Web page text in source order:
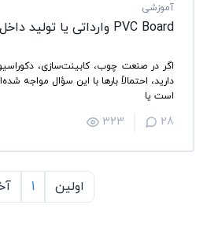
آموزشی
PVC Board وارداتی یا تولید داخل؟
اگر در صنعت چوب، کابینت‌سازی،
است یا
323 28
اولین 1